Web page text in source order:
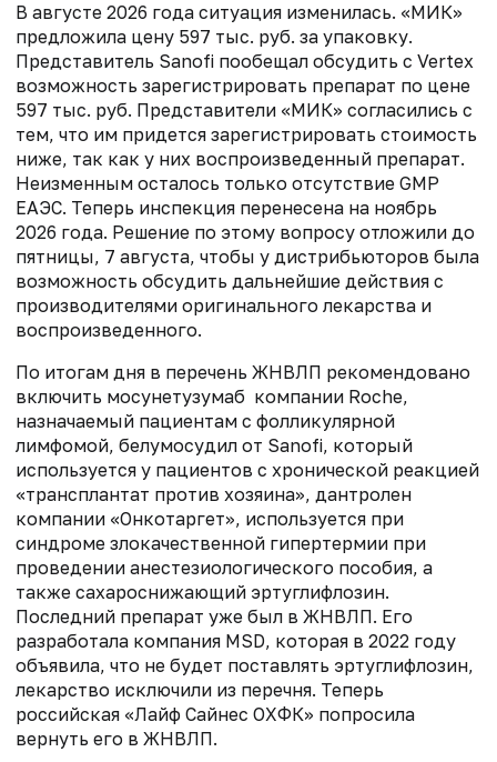
В августе 2026 года ситуация изменилась. «МИК»
предложила цену 597 тыс. руб. за упаковку.
Представитель Sanofi пообещал обсудить с Vertex
возможность зарегистрировать препарат по цене
597 тыс. руб. Представители «МИК» согласились с
тем, что им придется зарегистрировать стоимость
ниже, так как у них воспроизведенный препарат.
Неизменным осталось только отсутствие GMP
ЕАЭС. Теперь инспекция перенесена на ноябрь
2026 года. Решение по этому вопросу отложили до
пятницы, 7 августа, чтобы у дистрибьюторов была
возможность обсудить дальнейшие действия с
производителями оригинального лекарства и
воспроизведенного.
По итогам дня в перечень ЖНВЛП рекомендовано
включить мосунетузумаб компании Roche,
назначаемый пациентам с фолликулярной
лимфомой, белумосудил от Sanofi, который
используется у пациентов с хронической реакцией
«трансплантат против хозяина», дантролен
компании «Онкотаргет», используется при
синдроме злокачественной гипертермии при
проведении анестезиологического пособия, а
также сахароснижающий эртуглифлозин.
Последний препарат уже был в ЖНВЛП. Его
разработала компания MSD, которая в 2022 году
объявила, что не будет поставлять эртуглифлозин,
лекарство исключили из перечня. Теперь
российская «Лайф Сайнес ОХФК» попросила
вернуть его в ЖНВЛП.